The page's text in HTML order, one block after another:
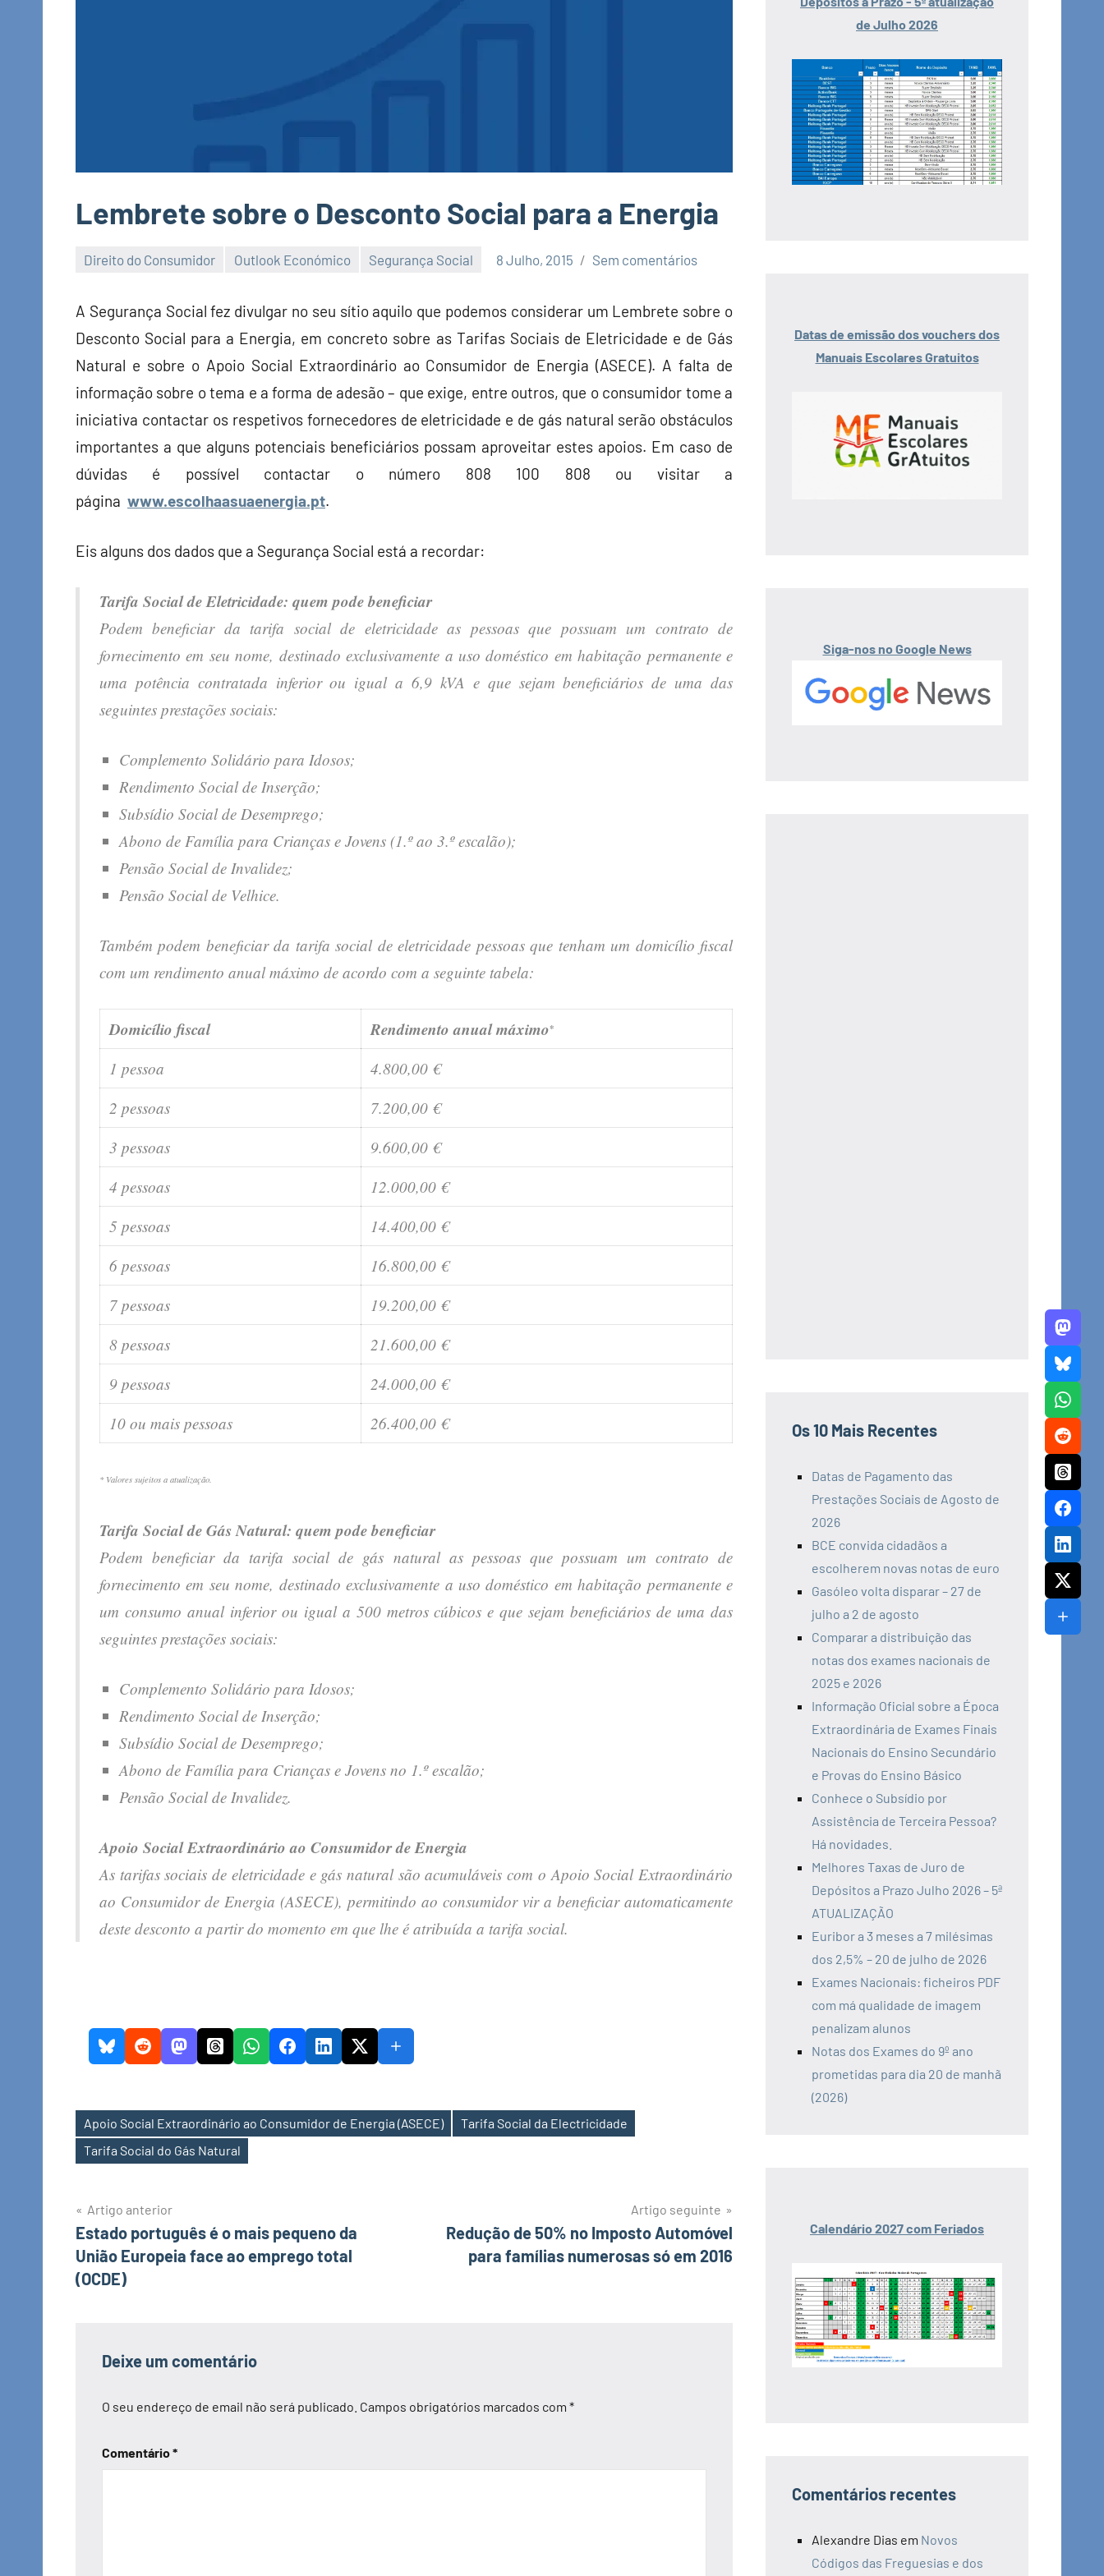
Lembrete sobre o Desconto Social para a Energia
Direito do Consumidor Outlook Económico Segurança Social 8 Julho, 2015
Finanças
Sem comentários
A Segurança Social fez divulgar no seu sítio aquilo que podemos considerar um Lembrete sobre o
Desconto Social para a Energia, em concreto sobre as Tarifas Sociais de Eletricidade e de Gás
Natural e sobre o Apoio Social Extraordinário ao Consumidor de Energia (ASECE). A falta de
informação sobre o tema e a forma de adesão – que exige, entre outros, que o consumidor tome a
iniciativa contactar os respetivos fornecedores de eletricidade e de gás natural serão obstáculos
importantes a que alguns potenciais beneficiários possam aproveitar estes apoios. Em caso de
dúvidas é possível contactar o número
808 100 808 ou visitar a
página www.escolhaasuaenergia.pt.
Eis alguns dos dados que a Segurança Social está a recordar:
Tarifa Social de Eletricidade: quem pode beneficiar
Podem beneficiar da tarifa social de eletricidade as pessoas que possuam um contrato de
fornecimento em seu nome, destinado exclusivamente a uso doméstico em habitação permanente e
uma potência contratada inferior ou igual a 6,9 kVA e que sejam beneficiários de uma das
seguintes prestações sociais:
Complemento Solidário para Idosos;
Rendimento Social de Inserção;
Subsídio Social de Desemprego;
Abono de Família para Crianças e Jovens (1.º ao 3.º escalão);
Pensão Social de Invalidez;
Pensão Social de Velhice.
Também podem beneficiar da tarifa social de eletricidade pessoas que tenham um domicílio fiscal
com um rendimento anual máximo de acordo com a seguinte tabela:
Domicílio fiscal Rendimento anual máximo*
1 pessoa
4.800,00 €
2 pessoas
7.200,00 €
3 pessoas
9.600,00 €
4 pessoas
12.000,00 €
5 pessoas
14.400,00 €
6 pessoas
16.800,00 €
7 pessoas
19.200,00 €
8 pessoas
21.600,00 €
9 pessoas
24.000,00 €
10 ou mais pessoas
26.400,00 €
* Valores sujeitos a atualização.
Tarifa Social de Gás Natural: quem pode beneficiar
Podem beneficiar da tarifa social de gás natural as pessoas que possuam um contrato de
fornecimento em seu nome, destinado exclusivamente a uso doméstico em habitação permanente e
um consumo anual inferior ou igual a 500 metros cúbicos e que sejam beneficiários de uma das
seguintes prestações sociais:
Complemento Solidário para Idosos;
Rendimento Social de Inserção;
Subsídio Social de Desemprego;
Abono de Família para Crianças e Jovens no 1.º escalão;
Pensão Social de Invalidez.
Apoio Social Extraordinário ao Consumidor de Energia
As tarifas sociais de eletricidade e gás natural são acumuláveis com o Apoio Social Extraordinário
ao Consumidor de Energia (ASECE), permitindo ao consumidor vir a beneficiar automaticamente
deste desconto a partir do momento em que lhe é atribuída a tarifa social.
Etiquetas
Apoio Social Extraordinário ao Consumidor de Energia (ASECE)
Tarifa Social da Electricidade
Tarifa Social do Gás Natural
Navegação
de
artigos
Artigo anterior
Estado português é o mais pequeno da
União Europeia face ao emprego total
(OCDE)
Artigo seguinte
Redução de 50% no Imposto Automóvel
para famílias numerosas só em 2016
Deixe um comentário
O seu endereço de email não será publicado. Campos obrigatórios marcados com *
Comentário*
de Julho 2026
Datas de emissão dos vouchers dos
Manuais Escolares Gratuitos
Siga-nos no Google News
Os 10 Mais Recentes
Datas de Pagamento das
Prestações Sociais de Agosto de
2026
BCE convida cidadãos a
escolherem novas notas de euro
Gasóleo volta disparar – 27 de
julho a 2 de agosto
Comparar a distribuição das
notas dos exames nacionais de
2025 e 2026
Informação Oficial sobre a Época
Extraordinária de Exames Finais
Nacionais do Ensino Secundário
e Provas do Ensino Básico
Conhece o Subsídio por
Assistência de Terceira Pessoa?
Há novidades.
Melhores Taxas de Juro de
Depósitos a Prazo Julho 2026 – 5ª
ATUALIZAÇÃO
Euribor a 3 meses a 7 milésimas
dos 2,5% – 20 de julho de 2026
Exames Nacionais: ficheiros PDF
com má qualidade de imagem
penalizam alunos
Notas dos Exames do 9º ano
prometidas para dia 20 de manhã
(2026)
Calendário 2027 com Feriados
Comentários recentes
Alexandre Dias em Novos
Códigos das Freguesias e dos